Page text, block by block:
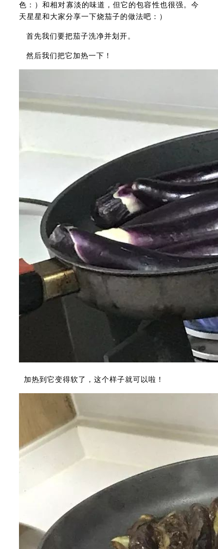
色：）和相对寡淡的味道，但它的包容性也很强。今
天星星和大家分享一下烧茄子的做法吧：）
首先我们要把茄子洗净并划开。
然后我们把它加热一下！
加热到它变得软了，这个样子就可以啦！